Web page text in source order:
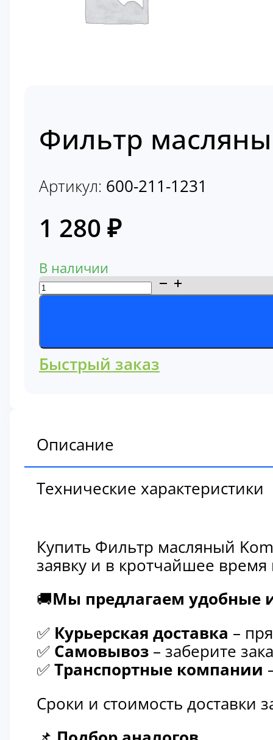
Фильтр
Артикул: 600-211-1231
1 280 ₽
В наличии
Количество
товара
масляный
Komatsu
600-
Быстрый заказ
Описание
Технические характеристики
Купить Фильтр масляный
заявку и в кротчайшее
🚚Мы предлагаем удобные
✅ Курьерская доставка –
✅ Самовывоз – заберите
✅ Транспортные компании
Сроки и стоимость доставки